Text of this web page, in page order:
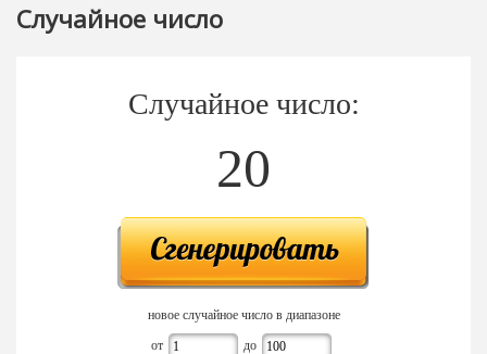
Случайное число
Случайное число:
20
новое случайное число в диапазоне
от до